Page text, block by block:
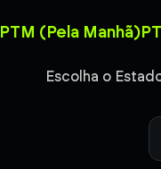
PTM (Pela Manhã)
Escolha o